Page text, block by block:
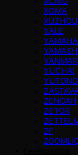
XGMA
XUZHOU
YALE
YAMAHA
YANMAR
YUCHAI
YUTONG
ZASTAVA
ZENOAH
ZETOR
ZF